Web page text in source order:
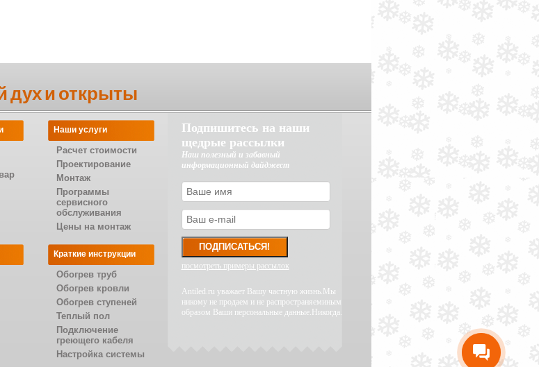
и открыты
Наши услуги
Расчет стоимости
Проектирование
Монтаж
Программы
сервисного
обслуживания
Цены на монтаж
Краткие инструкции
Обогрев труб
Обогрев кровли
Обогрев ступеней
Теплый пол
Подключение
греющего кабеля
Настройка системы
Подпишитесь на наши
щедрые рассылки
Наш полезный и забавный
информационный дайджест
посмотреть примеры рассылок
Antiled.ru уважает Вашу частную жизнь.Мы
никому не продаем и не распространяеминым
образом Ваши персональные данные.Никогда.